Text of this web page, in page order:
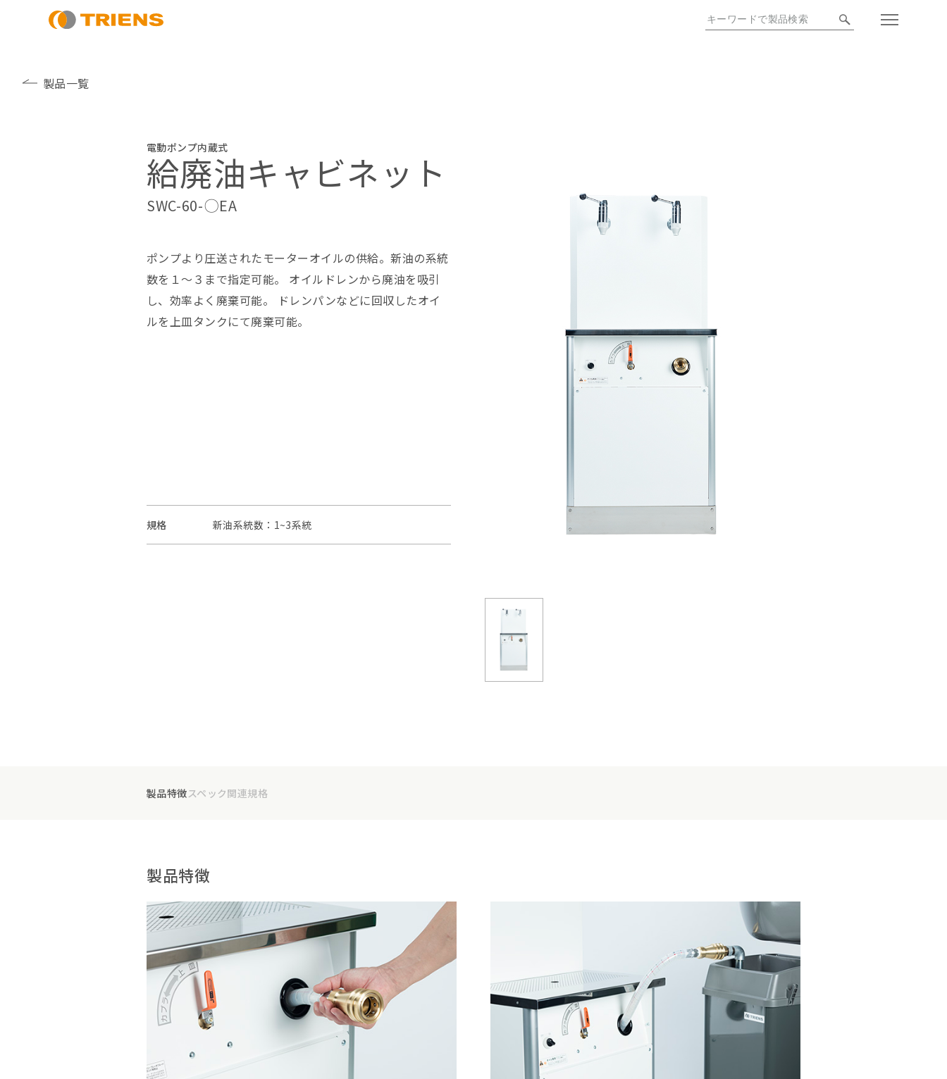
製品一覧
電動ポンプ内蔵式
給廃油キャビネット
SWC-60-〇EA
ポンプより圧送されたモーターオイルの供給。新油の系統
数を１～３まで指定可能。 オイルドレンから廃油を吸引
し、効率よく廃棄可能。 ドレンパンなどに回収したオイ
ルを上皿タンクにて廃棄可能。
規格 新油系統数：1~3系統
製品特徴スペック関連規格
製品特徴